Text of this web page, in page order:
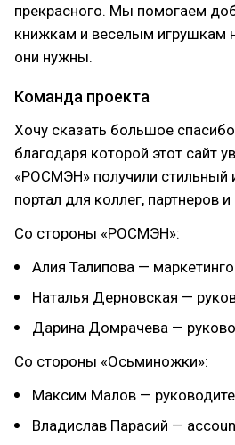
прекрасного. Мы помогаем
книжкам и веселым игрушкам
они нужны.
Команда проекта
Хочу сказать большое
благодаря которой этот сайт
«РОСМЭН» получили стильный
портал для коллег, партнеров и
Со стороны «РОСМЭН»:
Алия Талипова —
Наталья Дерновская —
Дарина Домрачева —
Со стороны «Осьминожки»:
Максим Малов —
Владислав Парасий —